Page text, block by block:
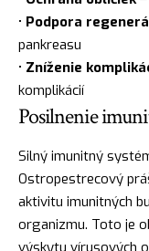
• Podpora
pankreasu
• Zníženie
komplikácií
Posilnenie
Silný imunitný
Ostropestrecový
aktivitu imunitných
organizmu. Toto je
výskytu vírusových